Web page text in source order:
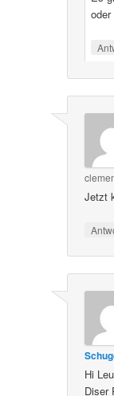
Jetzt
Hi
Diser